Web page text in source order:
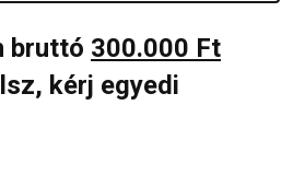
bruttó 300.000 Ft
kérj egyedi